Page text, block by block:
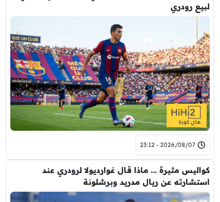
لبيع رودري
2026/08/07 - 23:12
كواليس مثيرة … ماذا قال غوارديولا لرودري عند
استشارته عن ريال مدريد وبرشلونة